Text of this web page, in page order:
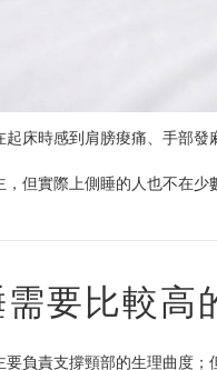
床時感到肩膀痠痛、手部
但實際上側睡的人也不在
要比較高
負責支撐頸部的生理曲度